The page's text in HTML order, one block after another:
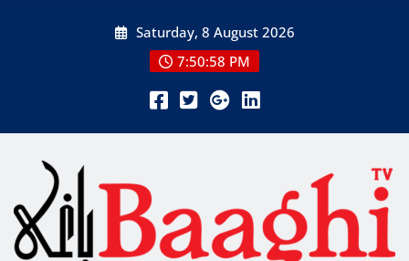
Saturday, 8 August 2026
7:50:59 PM